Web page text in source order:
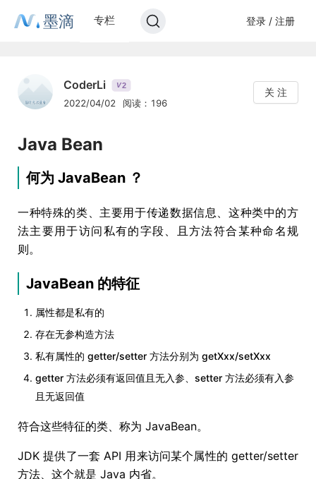
墨滴 专栏 登录 / 注册
CoderLi V2
2022/04/02 阅读：196
关 注
Java Bean
何为 JavaBean ？
一种特殊的类、主要用于传递数据信息、这种类中的方
法主要用于访问私有的字段、且方法符合某种命名规
则。
JavaBean 的特征
属性都是私有的
存在无参构造方法
私有属性的 getter/setter 方法分别为 getXxx/setXxx
getter 方法必须有返回值且无入参、setter 方法必须有入参
且无返回值
符合这些特征的类、称为 JavaBean。
JDK 提供了一套 API 用来访问某个属性的 getter/setter
方法、这个就是 Java 内省。